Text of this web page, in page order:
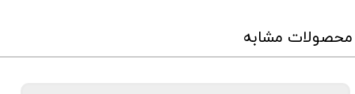
محصولات مشابه